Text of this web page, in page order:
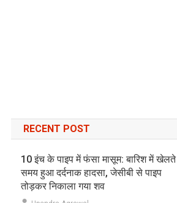
RECENT POST
10 इंच के पाइप में फंसा मासूम: बारिश में खेलते
समय हुआ दर्दनाक हादसा, जेसीबी से पाइप
तोड़कर निकाला गया शव